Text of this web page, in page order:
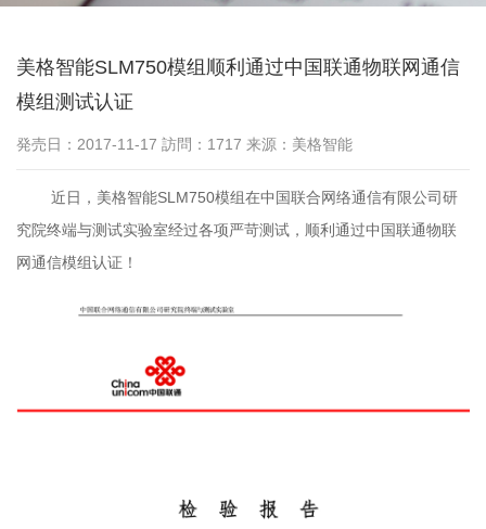
美格智能SLM750模组顺利通过中国联通物联网通信
模组测试认证
発売日：2017-11-17 訪問：1717 来源：美格智能
近日，美格智能SLM750模组在中国联合网络通信有限公司研
究院终端与测试实验室经过各项严苛测试，顺利通过中国联通物联
网通信模组认证！